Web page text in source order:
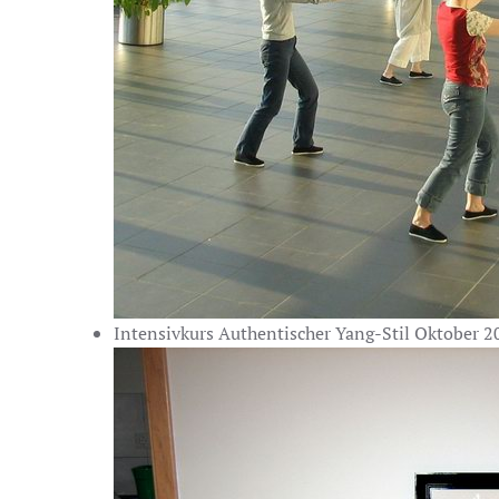
Intensivkurs Authentischer Yang-Stil Oktober